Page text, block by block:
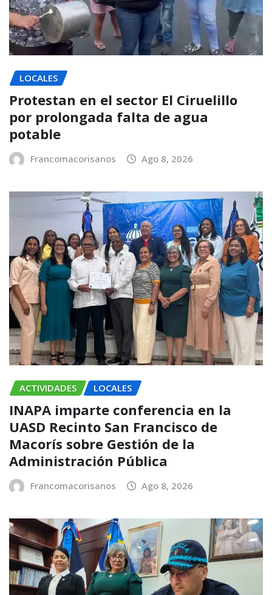
LOCALES
Protestan en el sector El Ciruelillo
por prolongada falta de agua
potable
Francomacorisanos Ago 8, 2026
ACTIVIDADES LOCALES
INAPA imparte conferencia en la
UASD Recinto San Francisco de
Macorís sobre Gestión de la
Administración Pública
Francomacorisanos Ago 8, 2026